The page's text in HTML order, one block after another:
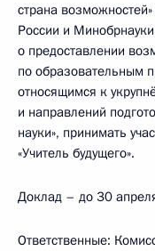
страна
России и
о предоставлении
по образовательным
относящимся к
и направлений
науки», принимать
«Учитель будущего».
Доклад – до 30
Ответственные: